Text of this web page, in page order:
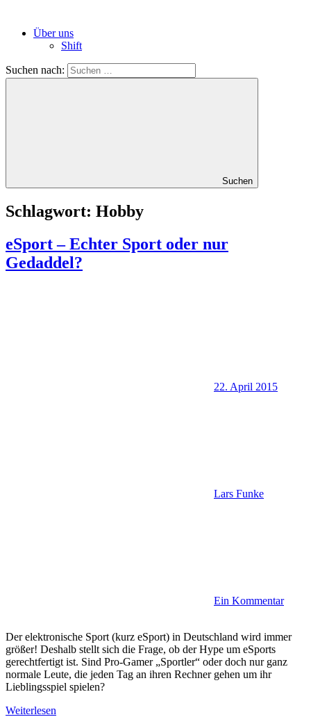
Über uns
Shift
Suchen nach:
Suchen
Schlagwort: Hobby
eSport – Echter Sport oder nur
Gedaddel?
22. April 2015
Lars Funke
Ein Kommentar
Der elektronische Sport (kurz eSport) in Deutschland wird immer
größer! Deshalb stellt sich die Frage, ob der Hype um eSports
gerechtfertigt ist. Sind Pro-Gamer „Sportler“ oder doch nur ganz
normale Leute, die jeden Tag an ihren Rechner gehen um ihr
Lieblingsspiel spielen?
Weiterlesen